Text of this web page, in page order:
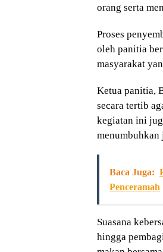
orang serta
Proses
oleh panitia
masyarakat
Ketua panitia,
secara tertib
kegiatan ini
menumbuhkan
Baca Juga:
Penceramah
Suasana
hingga